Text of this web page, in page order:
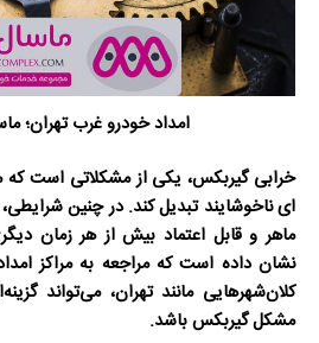
امداد خودرو غرب تهران؛
خرابی گیربکس، یکی از مشکلاتی است که
ای ناخوشایند تبدیل کند. در چنین
ماهر و قابل اعتماد بیش از هر زمان
نشان داده است که مراجعه به مراکز
کلان‌شهرهایی مانند تهران، می‌تواند
مشکل گیربکس باشد.